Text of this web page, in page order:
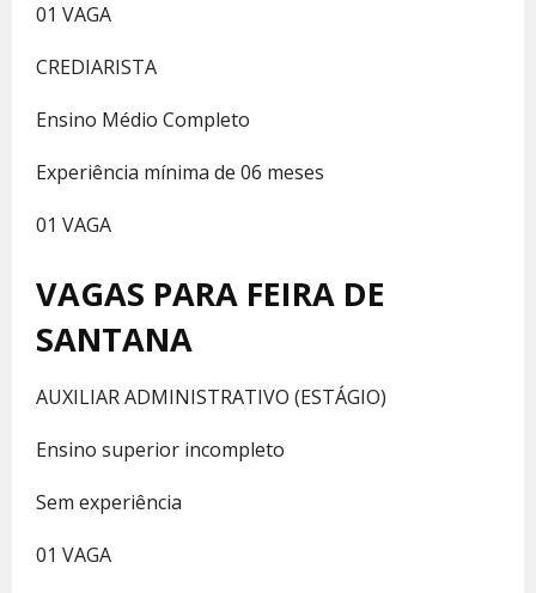
01 VAGA
CREDIARISTA
Ensino Médio Completo
Experiência mínima de 06 meses
01 VAGA
VAGAS PARA FEIRA DE
SANTANA
AUXILIAR ADMINISTRATIVO (ESTÁGIO)
Ensino superior incompleto
Sem experiência
01 VAGA